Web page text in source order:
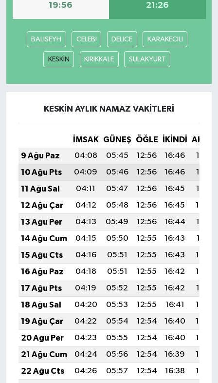
19:56 21:26
BALISEYH CELEBI DELICE KARAKECILI
KESKİN KIRIKKALE SULAKYURT
KESKİN AYLIK NAMAZ VAKITLERI
İMSAK GÜNEŞ ÖĞLE İKINDI
9 Ağu Paz
04:08 05:45 12:56 16:46
19:58
10 Ağu Pts
04:09 05:46 12:56 16:46
19:56
11 Ağu Sal
04:11 05:47 12:56 16:45
19:55
12 Ağu Çar
04:12 05:48 12:56 16:45
19:54
13 Ağu Per
04:13 05:49 12:56 16:44
19:53
14 Ağu Cum
04:15 05:50 12:55 16:43
19:51
15 Ağu Cts
04:16 05:51 12:55 16:43
19:50
16 Ağu Paz
04:18 05:51 12:55 16:42
19:49
17 Ağu Pts
04:19 05:52 12:55 16:42
19:47
18 Ağu Sal
04:20 05:53 12:55 16:41
19:46
19 Ağu Çar
04:22 05:54 12:54 16:40
19:44
20 Ağu Per
04:23 05:55 12:54 16:40
19:43
21 Ağu Cum
04:24 05:56 12:54 16:39
19:42
22 Ağu Cts
04:26 05:57 12:54 16:38
19:40